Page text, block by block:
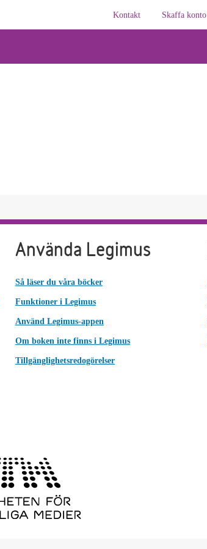
Kontakt
Skaffa konto
Använda Legimus
Så läser du våra böcker
Funktioner i Legimus
Använd Legimus-appen
Om boken inte finns i Legimus
Tillgänglighetsredogörelser